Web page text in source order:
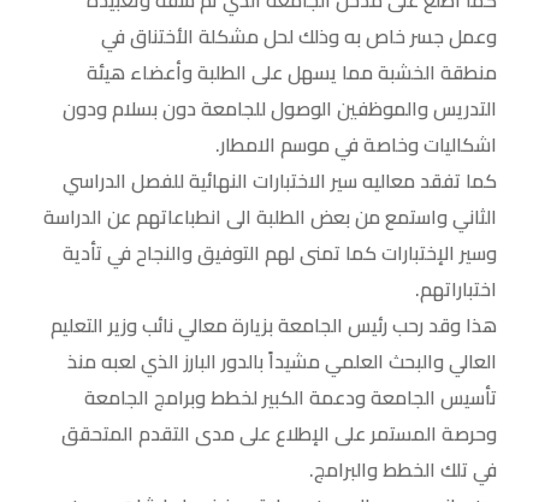
وعمل جسر خاص به وذلك لحل مشكلة الأختناق في
منطقة الخشبة مما يسهل على الطلبة وأعضاء هيئة
التدريس والموظفين الوصول للجامعة دون بسلام ودون
اشكاليات وخاصة في موسم الامطار.
كما تفقد معاليه سير الاختبارات النهائية للفصل الدراسي
الثاني واستمع من بعض الطلبة الى انطباعاتهم عن الدراسة
وسير الإختبارات كما تمنى لهم التوفيق والنجاح في تأدية
اختباراتهم.
هذا وقد رحب رئيس الجامعة بزيارة معالي نائب وزير التعليم
العالي والبحث العلمي مشيداً بالدور البارز الذي لعبه منذ
تأسيس الجامعة ودعمة الكبير لخطط وبرامج الجامعة
وحرصة المستمر على الإطلاع على مدى التقدم المتحقق
في تلك الخطط والبرامج.